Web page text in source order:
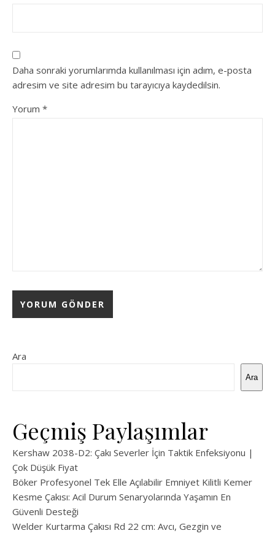
Daha sonraki yorumlarımda kullanılması için adım, e-posta
adresim ve site adresim bu tarayıcıya kaydedilsin.
Yorum *
Ara
Ara
Geçmiş Paylaşımlar
Kershaw 2038-D2: Çakı Severler İçin Taktik Enfeksiyonu |
Çok Düşük Fiyat
Böker Profesyonel Tek Elle Açılabilir Emniyet Kilitli Kemer
Kesme Çakısı: Acil Durum Senaryolarında Yaşamın En
Güvenli Desteği
Welder Kurtarma Çakısı Rd 22 cm: Avcı, Gezgin ve